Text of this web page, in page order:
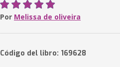
Por Melissa de oliveira
Código del libro: 169628